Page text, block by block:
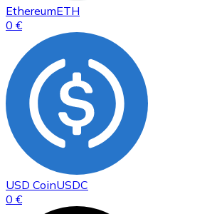
EthereumETH
0 €
USD CoinUSDC
0 €